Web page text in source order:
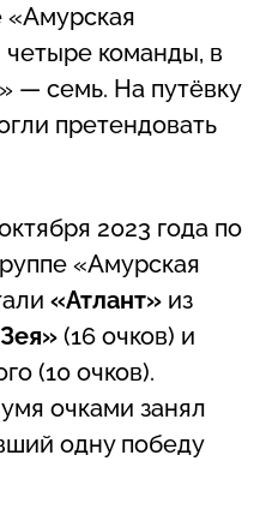
«Амурская
четыре команды, в
— семь. На путёвку
претендовать
2023 года по
«Амурская
«Атлант» из
(16 очков) и
(10 очков).
очками занял
одну победу